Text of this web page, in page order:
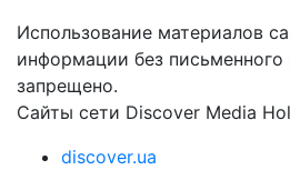
Использование материалов
информации без письменного
запрещено.
Сайты сети Discover Media
discover.ua